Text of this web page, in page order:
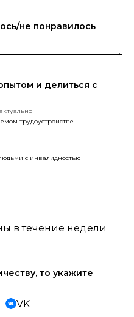
не понравилось
и делиться с
трудоустройстве
с инвалидностью
в течение недели
то укажите
VK